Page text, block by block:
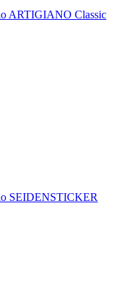
ARTIGIANO Classic
SEIDENSTICKER